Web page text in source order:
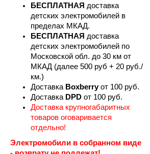
БЕСПЛАТНАЯ доставка
детских электромобилей в
пределах МКАД.
БЕСПЛАТНАЯ доставка
детских электромобилей по
Московской обл. до 30 км от
МКАД (далее 500 руб + 20 руб./
км.)
Доставка Boxberry от 100 руб.
Доставка DPD от 100 руб.
Доставка крупногабаритных
товаров оговаривается
отдельно!
Электромобили в собранном виде